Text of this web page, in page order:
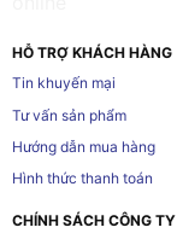
HỖ TRỢ KHÁCH HÀNG
Tin khuyến mại
Tư vấn sản phẩm
Hướng dẫn mua hàng
Hình thức thanh toán
CHÍNH SÁCH CÔNG TY